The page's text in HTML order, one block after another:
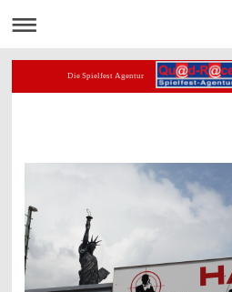
Die Spielfest Agentur Ihr